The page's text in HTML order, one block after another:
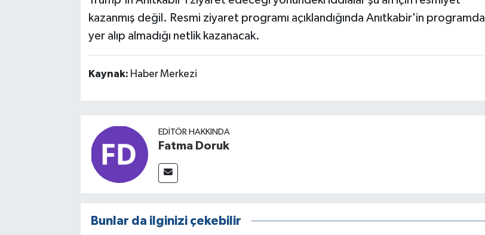
kazanmış değil. Resmi ziyaret programı açıklandığında Anıtkabir'in programda
yer alıp almadığı netlik kazanacak.
Kaynak: Haber Merkezi
EDITÖR HAKKINDA
Fatma Doruk
Bunlar da ilginizi çekebilir